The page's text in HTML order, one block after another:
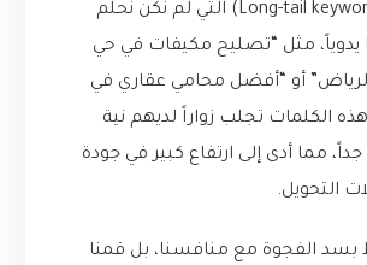
الطويلة (Long-tail keywords) التي لم نكن نحلم
يدوياً، مثل “تصليح مكيفات في حي
أو “أفضل محامي عقاري في
هذه الكلمات تجلب زواراً لديهم نية
مما أدى إلى ارتفاع كبير في جودة
التحويل.
الفجوة مع منافسنا، بل قمنا